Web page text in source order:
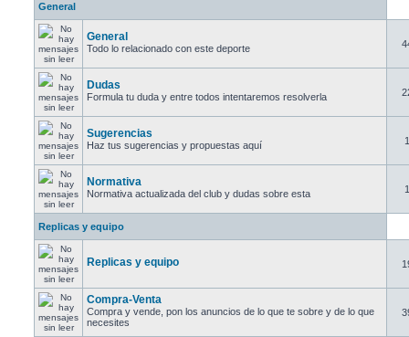
General
General
Todo lo relacionado con este deporte
Dudas
Formula tu duda y entre todos intentaremos resolverla
Sugerencias
Haz tus sugerencias y propuestas aquí
Normativa
Normativa actualizada del club y dudas sobre esta
Replicas y equipo
Replicas y equipo
Compra-Venta
Compra y vende, pon los anuncios de lo que te sobre y de lo que
necesites